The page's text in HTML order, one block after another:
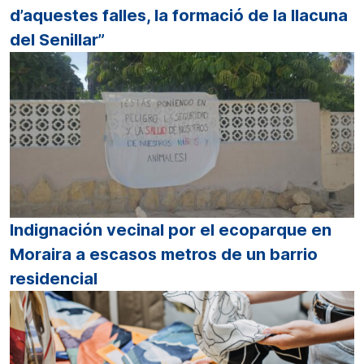
d’aquestes falles, la formació de la llacuna
del Senillar”
Indignación vecinal por el ecoparque en
Moraira a escasos metros de un barrio
residencial